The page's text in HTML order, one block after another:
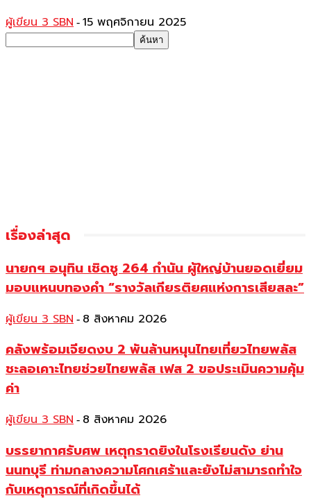
ผู้เขียน 3 SBN - 15 พฤศจิกายน 2025
เรื่องล่าสุด
นายกฯ อนุทิน เชิดชู 264 กำนัน ผู้ใหญ่บ้านยอดเยี่ยม
มอบแหนบทองคำ “รางวัลเกียรติยศแห่งการเสียสละ”
ผู้เขียน 3 SBN - 8 สิงหาคม 2026
คลังพร้อมเจียดงบ 2 พันล้านหนุนไทยเที่ยวไทยพลัส
ชะลอเคาะไทยช่วยไทยพลัส เฟส 2 ขอประเมินความคุ้ม
ค่า
ผู้เขียน 3 SBN - 8 สิงหาคม 2026
บรรยากาศรับศพ เหตุกราดยิงในโรงเรียนดัง ย่าน
นนทบุรี ท่ามกลางความโศกเศร้าและยังไม่สามารถทำใจ
กับเหตุการณ์ที่เกิดขึ้นได้